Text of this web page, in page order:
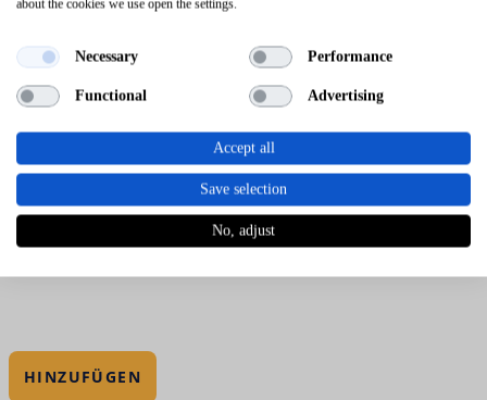
HINZUFÜGEN
about the cookies we use open the settings.
Necessary Performance
Functional Advertising
Accept all
Save selection
No, adjust